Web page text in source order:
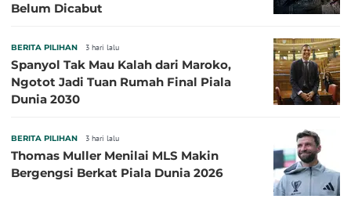
Belum Dicabut
BERITA PILIHAN 3 hari lalu
Spanyol Tak Mau Kalah dari Maroko,
Ngotot Jadi Tuan Rumah Final Piala
Dunia 2030
BERITA PILIHAN 3 hari lalu
Thomas Muller Menilai MLS Makin
Bergengsi Berkat Piala Dunia 2026